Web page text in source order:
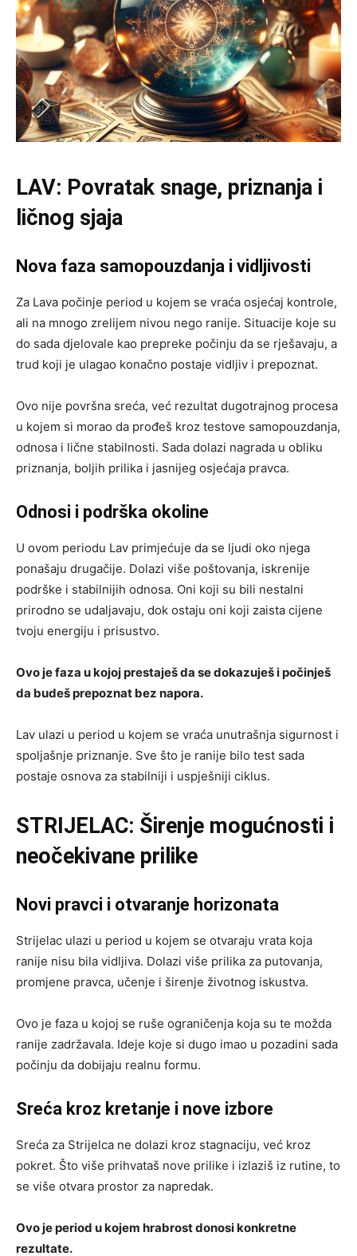
LAV: Povratak snage, priznanja i
ličnog sjaja
Nova faza samopouzdanja i vidljivosti
Za Lava počinje period u kojem se vraća osjećaj kontrole,
ali na mnogo zrelijem nivou nego ranije. Situacije koje su
do sada djelovale kao prepreke počinju da se rješavaju, a
trud koji je ulagao konačno postaje vidljiv i prepoznat.
Ovo nije površna sreća, već rezultat dugotrajnog procesa
u kojem si morao da prođeš kroz testove samopouzdanja,
odnosa i lične stabilnosti. Sada dolazi nagrada u obliku
priznanja, boljih prilika i jasnijeg osjećaja pravca.
Odnosi i podrška okoline
U ovom periodu Lav primjećuje da se ljudi oko njega
ponašaju drugačije. Dolazi više poštovanja, iskrenije
podrške i stabilnijih odnosa. Oni koji su bili nestalni
prirodno se udaljavaju, dok ostaju oni koji zaista cijene
tvoju energiju i prisustvo.
Ovo je faza u kojoj prestaješ da se dokazuješ i počinješ
da budeš prepoznat bez napora.
Lav ulazi u period u kojem se vraća unutrašnja sigurnost i
spoljašnje priznanje. Sve što je ranije bilo test sada
postaje osnova za stabilniji i uspješniji ciklus.
STRIJELAC: Širenje mogućnosti i
neočekivane prilike
Novi pravci i otvaranje horizonata
Strijelac ulazi u period u kojem se otvaraju vrata koja
ranije nisu bila vidljiva. Dolazi više prilika za putovanja,
promjene pravca, učenje i širenje životnog iskustva.
Ovo je faza u kojoj se ruše ograničenja koja su te možda
ranije zadržavala. Ideje koje si dugo imao u pozadini sada
počinju da dobijaju realnu formu.
Sreća kroz kretanje i nove izbore
Sreća za Strijelca ne dolazi kroz stagnaciju, već kroz
pokret. Što više prihvataš nove prilike i izlaziš iz rutine, to
se više otvara prostor za napredak.
Ovo je period u kojem hrabrost donosi konkretne
rezultate.